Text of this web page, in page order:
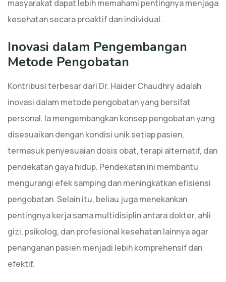
masyarakat dapat lebih memahami pentingnya menjaga
kesehatan secara proaktif dan individual.
Inovasi dalam Pengembangan
Metode Pengobatan
Kontribusi terbesar dari Dr. Haider Chaudhry adalah
inovasi dalam metode pengobatan yang bersifat
personal. Ia mengembangkan konsep pengobatan yang
disesuaikan dengan kondisi unik setiap pasien,
termasuk penyesuaian dosis obat, terapi alternatif, dan
pendekatan gaya hidup. Pendekatan ini membantu
mengurangi efek samping dan meningkatkan efisiensi
pengobatan. Selain itu, beliau juga menekankan
pentingnya kerja sama multidisiplin antara dokter, ahli
gizi, psikolog, dan profesional kesehatan lainnya agar
penanganan pasien menjadi lebih komprehensif dan
efektif.